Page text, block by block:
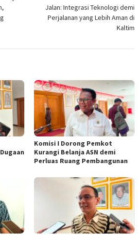
Jalan: Integrasi Teknologi demi
Perjalanan yang Lebih Aman di
Kaltim
Komisi I Dorong Pemkot
Kurangi Belanja ASN demi
Perluas Ruang Pembangunan